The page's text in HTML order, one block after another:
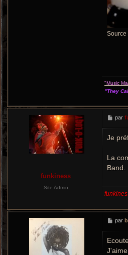
"Music
"They
funkiness
Site Admin
M
s
e
par
Je
La
Band.
M
s
g
par